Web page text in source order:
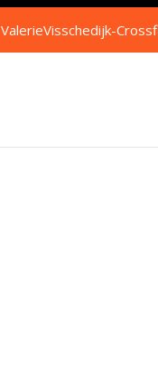
ValerieVisschedijk-